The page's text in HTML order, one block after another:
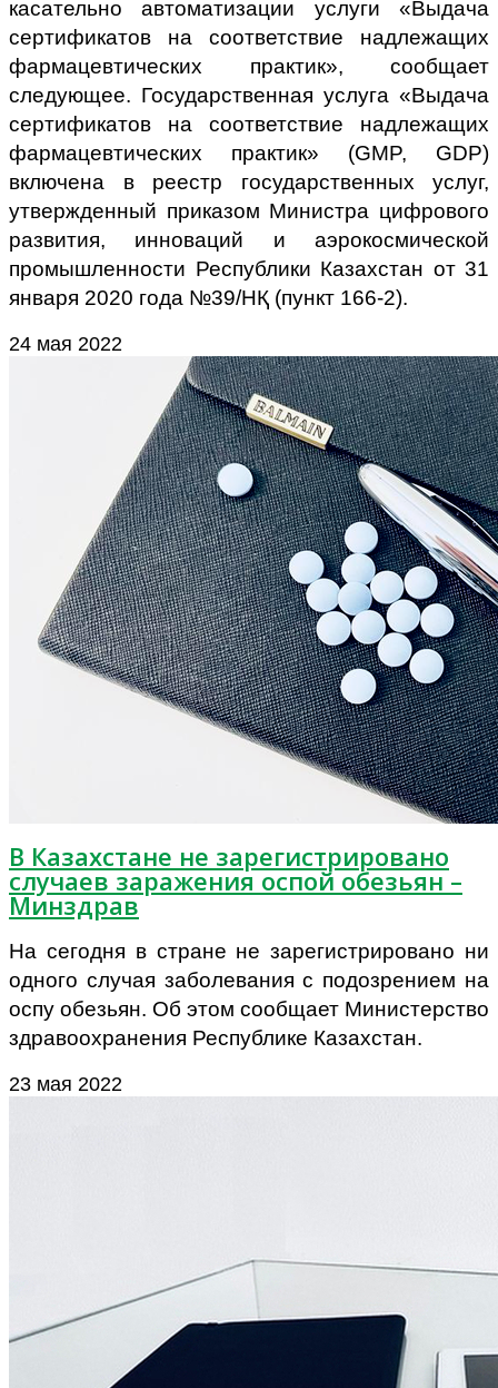
касательно автоматизации услуги «Выдача
сертификатов на соответствие надлежащих
фармацевтических практик», сообщает
следующее. Государственная услуга «Выдача
сертификатов на соответствие надлежащих
фармацевтических практик» (GMP, GDP)
включена в реестр государственных услуг,
утвержденный приказом Министра цифрового
развития, инноваций и аэрокосмической
промышленности Республики Казахстан от 31
января 2020 года №39/НҚ (пункт 166-2).
24 мая 2022
В Казахстане не зарегистрировано
случаев заражения оспой обезьян –
Минздрав
На сегодня в стране не зарегистрировано ни
одного случая заболевания с подозрением на
оспу обезьян. Об этом сообщает Министерство
здравоохранения Республике Казахстан.
23 мая 2022